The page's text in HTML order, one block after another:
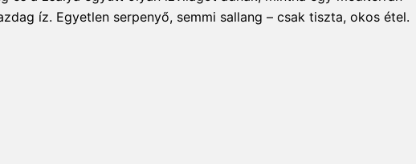
íz. Egyetlen serpenyő, semmi sallang – csak tiszta, okos étel.